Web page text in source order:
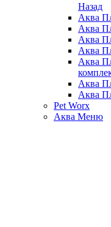
Назад
Аква
Аква
Аква
Аква
Аква
Аква
Аква
Pet Worx
Аква Меню